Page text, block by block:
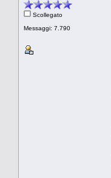
Scollegato
Messaggi: 7.790